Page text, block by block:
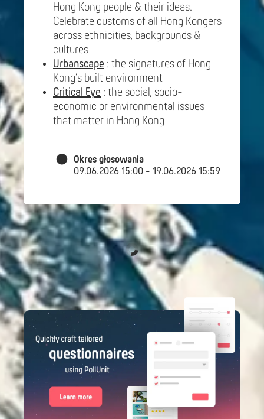
Hong Kong people & their ideas.
Celebrate customs of all Hong Kongers
across ethnicities, backgrounds &
cultures
Urbanscape : the signatures of Hong
Kong’s built environment
Critical Eye : the social, socio-
economic or environmental issues
that matter in Hong Kong
Okres głosowania
09.06.2026 15:00 - 19.06.2026 15:59